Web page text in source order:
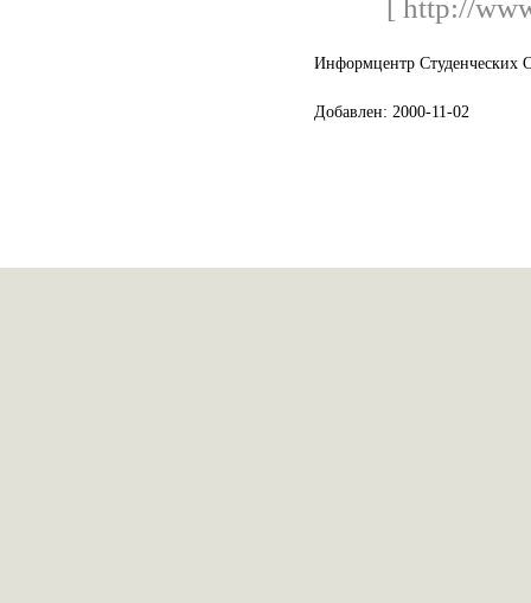
[ http://
Информцентр Студенческих
Добавлен: 2000-11-02